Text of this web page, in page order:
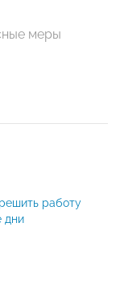
меры
работу
дни